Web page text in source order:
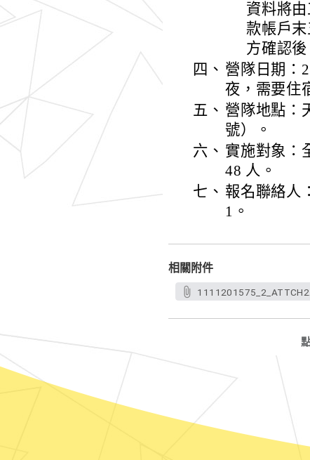
資料將
款帳戶
方確認後
四、 營隊日期：
夜，需要住
五、 營隊地點：
號）。
六、 實施對象：
48 人。
七、 報名聯絡人
1。
相關附件